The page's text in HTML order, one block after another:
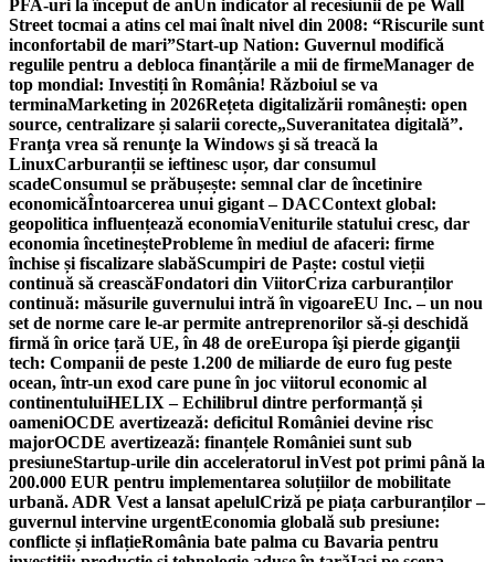
PFA-uri la început de anUn indicator al recesiunii de pe Wall
Street tocmai a atins cel mai înalt nivel din 2008: “Riscurile sunt
inconfortabil de mari”Start-up Nation: Guvernul modifică
regulile pentru a debloca finanțările a mii de firmeManager de
top mondial: Investiți în România! Războiul se va
terminaMarketing in 2026Rețeta digitalizării românești: open
source, centralizare și salarii corecte„Suveranitatea digitală”.
Franţa vrea să renunţe la Windows şi să treacă la
LinuxCarburanții se ieftinesc ușor, dar consumul
scadeConsumul se prăbușește: semnal clar de încetinire
economicăÎntoarcerea unui gigant – DACContext global:
geopolitica influențează economiaVeniturile statului cresc, dar
economia încetineșteProbleme în mediul de afaceri: firme
închise și fiscalizare slabăScumpiri de Paște: costul vieții
continuă să creascăFondatori din ViitorCriza carburanților
continuă: măsurile guvernului intră în vigoareEU Inc. – un nou
set de norme care le-ar permite antreprenorilor să-și deschidă
firmă în orice țară UE, în 48 de oreEuropa îşi pierde giganţii
tech: Companii de peste 1.200 de miliarde de euro fug peste
ocean, într-un exod care pune în joc viitorul economic al
continentuluiHELIX – Echilibrul dintre performanță și
oameniOCDE avertizează: deficitul României devine risc
majorOCDE avertizează: finanțele României sunt sub
presiuneStartup-urile din acceleratorul inVest pot primi până la
200.000 EUR pentru implementarea soluțiilor de mobilitate
urbană. ADR Vest a lansat apelulCriză pe piața carburanților –
guvernul intervine urgentEconomia globală sub presiune:
conflicte și inflațieRomânia bate palma cu Bavaria pentru